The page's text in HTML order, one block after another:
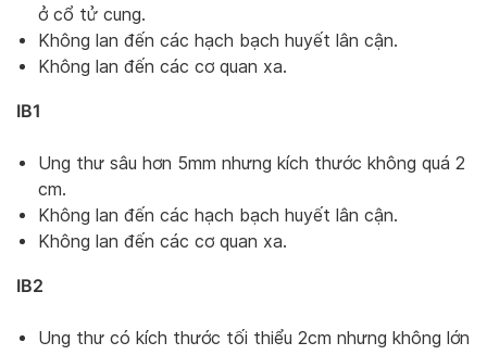
ở cổ tử cung.
Không lan đến các hạch bạch huyết lân cận.
Không lan đến các cơ quan xa.
IB1
Ung thư sâu hơn 5mm nhưng kích thước không quá 2
cm.
Không lan đến các hạch bạch huyết lân cận.
Không lan đến các cơ quan xa.
IB2
Ung thư có kích thước tối thiểu 2cm nhưng không lớn